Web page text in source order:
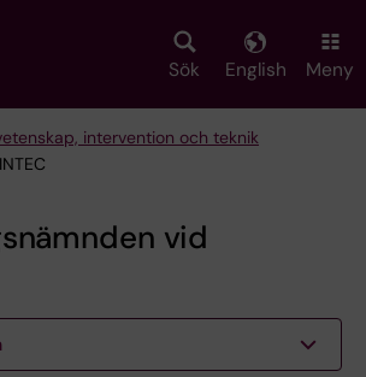
Sök English Meny
intervention och teknik
vid